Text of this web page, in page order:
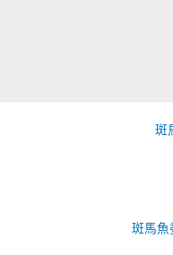
斑
斑馬魚